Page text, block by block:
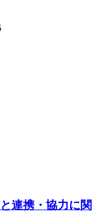
連携・協力に関